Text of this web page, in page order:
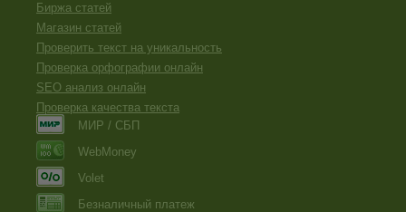
Биржа статей
Магазин статей
Проверить текст на уникальность
Проверка орфографии онлайн
SEO анализ онлайн
Проверка качества текста
МИР / СБП
WebMoney
Volet
Безналичный платеж